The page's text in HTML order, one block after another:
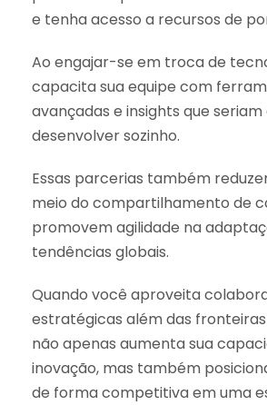
e tenha acesso a recursos de
Ao engajar-se em troca de
capacita sua equipe com
avançadas e insights que
desenvolver sozinho.
Essas parcerias também
meio do compartilhamento de
promovem agilidade na
tendências globais.
Quando você aproveita
estratégicas além das
não apenas aumenta sua
inovação, mas também
de forma competitiva em uma